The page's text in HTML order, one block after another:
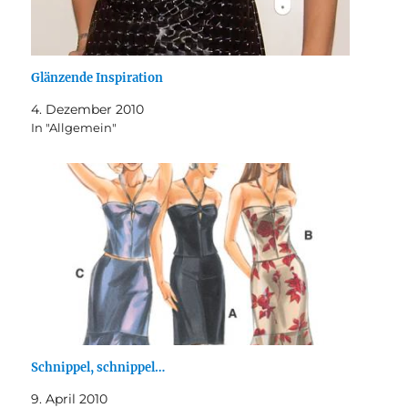
Glänzende Inspiration
4. Dezember 2010
In "Allgemein"
Schnippel, schnippel…
9. April 2010